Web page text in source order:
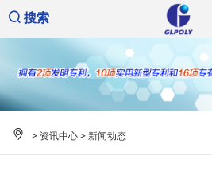
搜索
> 资讯中心>新闻动态